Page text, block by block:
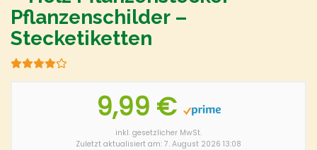
Pflanzenschilder –
Stecketiketten
9,99 €
inkl. gesetzlicher MwSt.
Zuletzt aktualisiert am: 7. August 2026 13:08